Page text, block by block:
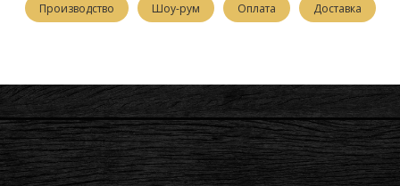
Производство Шоу-рум Оплата Доставка